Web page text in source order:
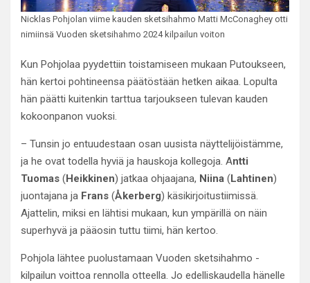
Nicklas Pohjolan viime kauden sketsihahmo Matti McConaghey otti
nimiinsä Vuoden sketsihahmo 2024 kilpailun voiton
Kun Pohjolaa pyydettiin toistamiseen mukaan Putoukseen,
hän kertoi pohtineensa päätöstään hetken aikaa. Lopulta
hän päätti kuitenkin tarttua tarjoukseen tulevan kauden
kokoonpanon vuoksi.
– Tunsin jo entuudestaan osan uusista näyttelijöistämme,
ja he ovat todella hyviä ja hauskoja kollegoja. Antti
Tuomas (Heikkinen) jatkaa ohjaajana, Niina (Lahtinen)
juontajana ja Frans (Åkerberg) käsikirjoitustiimissä.
Ajattelin, miksi en lähtisi mukaan, kun ympärillä on näin
superhyvä ja pääosin tuttu tiimi, hän kertoo.
Pohjola lähtee puolustamaan Vuoden sketsihahmo -
kilpailun voittoa rennolla otteella. Jo edelliskaudella hänelle